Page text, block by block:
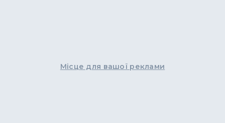
Місце для вашої реклами